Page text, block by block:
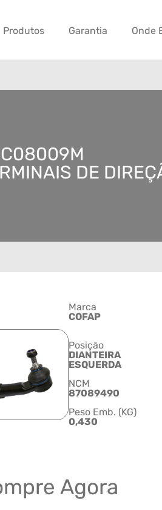
Produtos Garantia Onde
DE
Marca
COFAP
Posição
DIANTEIRA
ESQUERDA
NCM
87089490
Peso Emb. (KG)
0,430
Agora